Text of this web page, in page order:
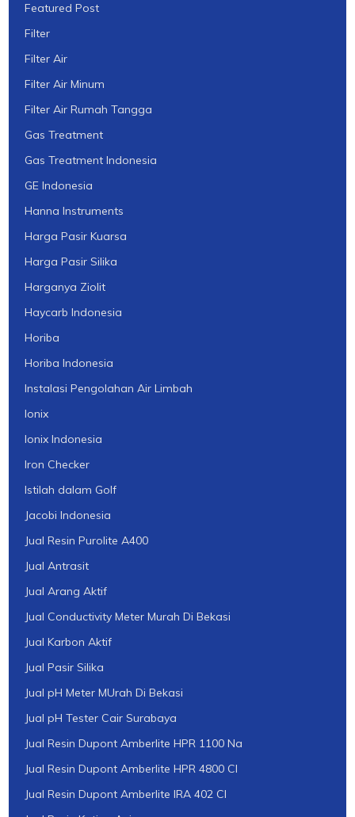
Featured Post
Filter
Filter Air
Filter Air Minum
Filter Air Rumah Tangga
Gas Treatment
Gas Treatment Indonesia
GE Indonesia
Hanna Instruments
Harga Pasir Kuarsa
Harga Pasir Silika
Harganya Ziolit
Haycarb Indonesia
Horiba
Horiba Indonesia
Instalasi Pengolahan Air Limbah
Ionix
Ionix Indonesia
Iron Checker
Istilah dalam Golf
Jacobi Indonesia
Jual Resin Purolite A400
Jual Antrasit
Jual Arang Aktif
Jual Conductivity Meter Murah Di Bekasi
Jual Karbon Aktif
Jual Pasir Silika
Jual pH Meter MUrah Di Bekasi
Jual pH Tester Cair Surabaya
Jual Resin Dupont Amberlite HPR 1100 Na
Jual Resin Dupont Amberlite HPR 4800 Cl
Jual Resin Dupont Amberlite IRA 402 Cl